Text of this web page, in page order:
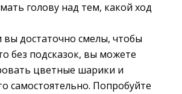
голову над тем, какой ход
вы достаточно смелы, чтобы
без подсказок, вы можете
цветные шарики и
самостоятельно. Попробуйте